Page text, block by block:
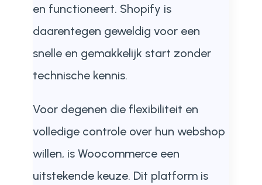
en functioneert. Shopify is
daarentegen geweldig voor een
snelle en gemakkelijk start zonder
technische kennis.
Voor degenen die flexibiliteit en
volledige controle over hun webshop
willen, is Woocommerce een
uitstekende keuze. Dit platform is